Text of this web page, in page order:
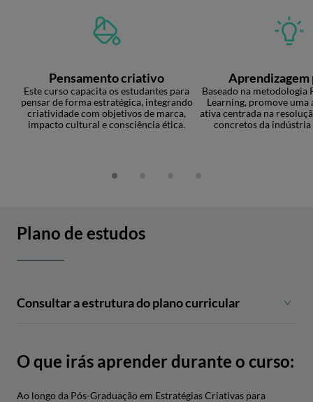
Pensamento criativo
Este curso capacita os estudantes para
pensar de forma estratégica, integrando
criatividade com objetivos de marca,
impacto cultural e consciência ética.
Aprendizagem
Baseado na metodologia
Learning, promove uma
ativa centrada na
concretos da
Plano de estudos
Consultar a estrutura do plano curricular
O que irás aprender durante o curso:
Ao longo da Pós-Graduação em Estratégias Criativas para